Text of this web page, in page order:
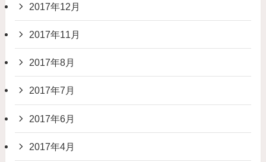
2017年12月
2017年11月
2017年8月
2017年7月
2017年6月
2017年4月